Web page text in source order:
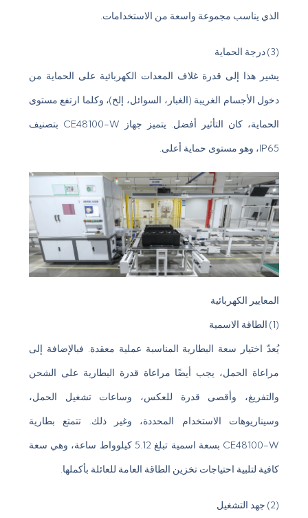
الذي يناسب مجموعة واسعة من الاستخدامات.
يشير هذا إلى قدرة غلاف المعدات الكهربائية على الحماية من
دخول الأجسام الغريبة (الغبار، السوائل، إلخ)، وكلما ارتفع مستوى
الحماية، كان التأثير أفضل. يتميز جهاز CE48100-W بتصنيف
المعايير الكهربائية
يُعدّ اختيار سعة البطارية المناسبة عملية معقدة. فبالإضافة إلى
مراعاة الحمل، يجب أيضًا مراعاة قدرة البطارية على الشحن
والتفريغ، وأقصى قدرة للعكس، وساعات تشغيل الحمل،
وسيناريوهات الاستخدام المحددة، وغير ذلك. تتمتع بطارية
CE48100-W بسعة اسمية تبلغ 5.12 كيلوواط ساعة، وهي سعة
كافية لتلبية احتياجات تخزين الطاقة العامة للعائلة بأكملها.